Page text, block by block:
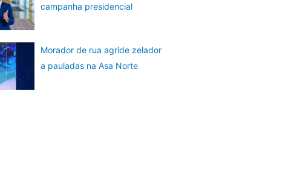
campanha presidencial
Morador de rua agride zelador
a pauladas na Asa Norte